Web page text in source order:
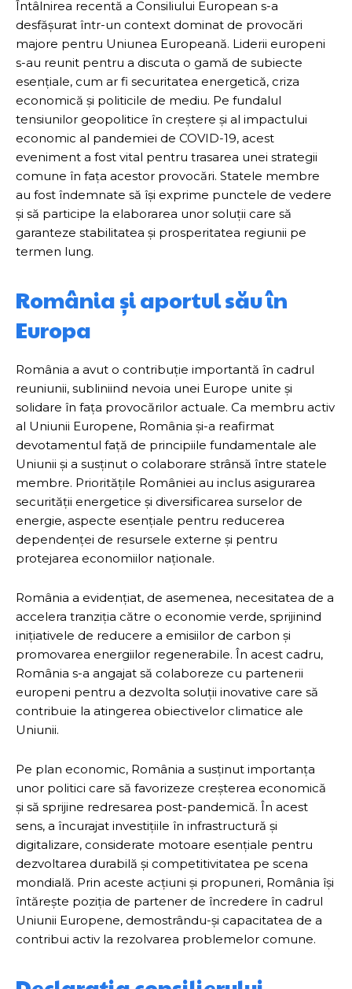
Întâlnirea recentă a Consiliului European s-a
desfășurat într-un context dominat de provocări
majore pentru Uniunea Europeană. Liderii europeni
s-au reunit pentru a discuta o gamă de subiecte
esențiale, cum ar fi securitatea energetică, criza
economică și politicile de mediu. Pe fundalul
tensiunilor geopolitice în creștere și al impactului
economic al pandemiei de COVID-19, acest
eveniment a fost vital pentru trasarea unei strategii
comune în fața acestor provocări. Statele membre
au fost îndemnate să își exprime punctele de vedere
și să participe la elaborarea unor soluții care să
garanteze stabilitatea și prosperitatea regiunii pe
termen lung.
România și aportul său în
Europa
România a avut o contribuție importantă în cadrul
reuniunii, subliniind nevoia unei Europe unite și
solidare în fața provocărilor actuale. Ca membru activ
al Uniunii Europene, România și-a reafirmat
devotamentul față de principiile fundamentale ale
Uniunii și a susținut o colaborare strânsă între statele
membre. Prioritățile României au inclus asigurarea
securității energetice și diversificarea surselor de
energie, aspecte esențiale pentru reducerea
dependenței de resursele externe și pentru
protejarea economiilor naționale.
România a evidențiat, de asemenea, necesitatea de a
accelera tranziția către o economie verde, sprijinind
inițiativele de reducere a emisiilor de carbon și
promovarea energiilor regenerabile. În acest cadru,
România s-a angajat să colaboreze cu partenerii
europeni pentru a dezvolta soluții inovative care să
contribuie la atingerea obiectivelor climatice ale
Uniunii.
Pe plan economic, România a susținut importanța
unor politici care să favorizeze creșterea economică
și să sprijine redresarea post-pandemică. În acest
sens, a încurajat investițiile în infrastructură și
digitalizare, considerate motoare esențiale pentru
dezvoltarea durabilă și competitivitatea pe scena
mondială. Prin aceste acțiuni și propuneri, România își
întărește poziția de partener de încredere în cadrul
Uniunii Europene, demostrându-și capacitatea de a
contribui activ la rezolvarea problemelor comune.